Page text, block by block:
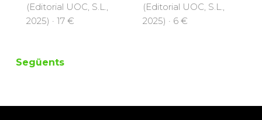
(Editorial UOC, S.L.,
2025) · 17 €
(Editorial UOC, S.L.,
2025) · 6 €
Següents